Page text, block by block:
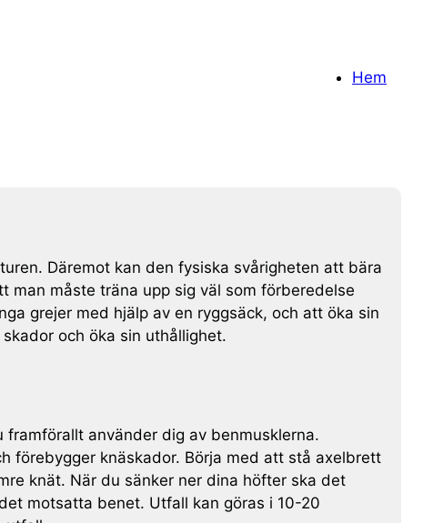
Hem
Däremot kan den fysiska svårigheten att bära
man måste träna upp sig väl som förberedelse
grejer med hjälp av en ryggsäck, och att öka sin
skador och öka sin uthållighet.
använder dig av benmusklerna.
förebygger knäskador. Börja med att stå axelbrett
knät. När du sänker ner dina höfter ska det
motsatta benet. Utfall kan göras i 10-20